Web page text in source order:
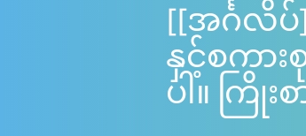
[[အင်္ဂလိပ်
နှင့်စကား
ပါ။ ကြိုး